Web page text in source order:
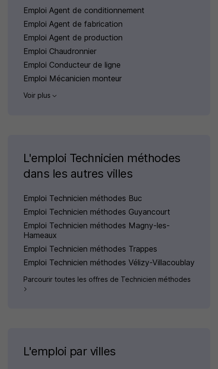
Emploi Agent de conditionnement
Emploi Agent de fabrication
Emploi Agent de production
Emploi Chaudronnier
Emploi Conducteur de ligne
Emploi Mécanicien monteur
Voir plus
L'emploi Technicien méthodes
dans les autres villes
Emploi Technicien méthodes Buc
Emploi Technicien méthodes Guyancourt
Emploi Technicien méthodes Magny-les-
Hameaux
Emploi Technicien méthodes Trappes
Emploi Technicien méthodes Vélizy-Villacoublay
Parcourir toutes les offres de Technicien méthodes
L'emploi par villes